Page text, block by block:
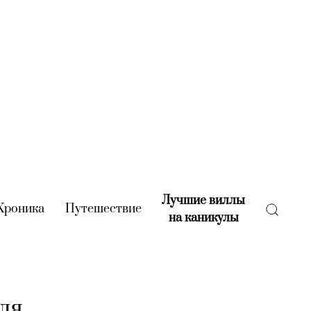
(current)
Путешествие(current)
Лучшие виллы
на каникулы(current)